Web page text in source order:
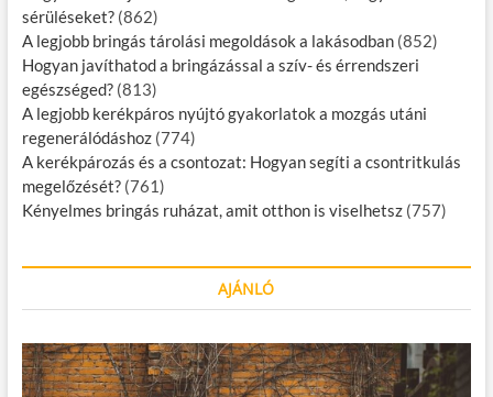
sérüléseket? (862)
A legjobb bringás tárolási megoldások a lakásodban (852)
Hogyan javíthatod a bringázással a szív- és érrendszeri
egészséged? (813)
A legjobb kerékpáros nyújtó gyakorlatok a mozgás utáni
regenerálódáshoz (774)
A kerékpározás és a csontozat: Hogyan segíti a csontritkulás
megelőzését? (761)
Kényelmes bringás ruházat, amit otthon is viselhetsz (757)
AJÁNLÓ